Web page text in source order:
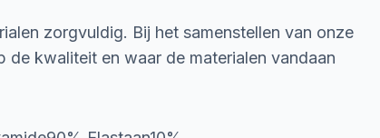
zorgvuldig. Bij het samenstellen van onze
de kwaliteit en waar de materialen vandaan